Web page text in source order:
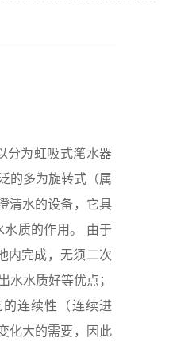
分为虹吸式滗水器
的多为旋转式（属
清水的设备，它具
质的作用。 由于
内完成，无须二次
水水质好等优点；
连续性（连续进
化大的需要，因此